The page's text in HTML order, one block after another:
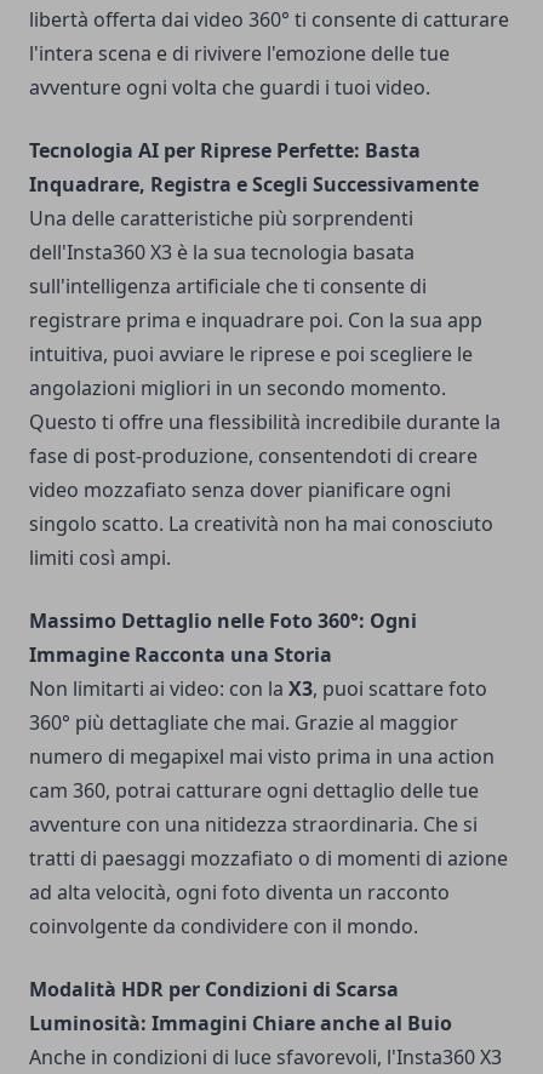
libertà offerta dai video 360° ti consente di catturare
l'intera scena e di rivivere l'emozione delle tue
avventure ogni volta che guardi i tuoi video.
Tecnologia AI per Riprese Perfette: Basta
Inquadrare, Registra e Scegli Successivamente
Una delle caratteristiche più sorprendenti
dell'Insta360 X3 è la sua tecnologia basata
sull'intelligenza artificiale che ti consente di
registrare prima e inquadrare poi. Con la sua app
intuitiva, puoi avviare le riprese e poi scegliere le
angolazioni migliori in un secondo momento.
Questo ti offre una flessibilità incredibile durante la
fase di post-produzione, consentendoti di creare
video mozzafiato senza dover pianificare ogni
singolo scatto. La creatività non ha mai conosciuto
limiti così ampi.
Massimo Dettaglio nelle Foto 360°: Ogni
Immagine Racconta una Storia
Non limitarti ai video: con la X3, puoi scattare foto
360° più dettagliate che mai. Grazie al maggior
numero di megapixel mai visto prima in una action
cam 360, potrai catturare ogni dettaglio delle tue
avventure con una nitidezza straordinaria. Che si
tratti di paesaggi mozzafiato o di momenti di azione
ad alta velocità, ogni foto diventa un racconto
coinvolgente da condividere con il mondo.
Modalità HDR per Condizioni di Scarsa
Luminosità: Immagini Chiare anche al Buio
Anche in condizioni di luce sfavorevoli, l'Insta360 X3